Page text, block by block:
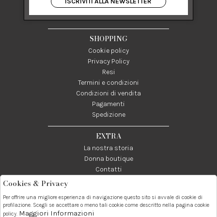
84122 Salerno Italia
P IVA 03024950655
SHOPPING
Cookie policy
Privacy Policy
Resi
Termini e condizioni
Condizioni di vendita
Pagamenti
Spedizione
EXTRA
La nostra storia
Donna boutique
Contatti
Telefono:
089237858
Whatsapp:
3338855601
Contatti:
info@donna1981.it
Cookies & Privacy
Per offrire una migliore esperienza di navigazione questo sito si avvale di cookie di
profilazione. Scegli se accettare o meno tali cookie come descritto nella pagina cookie
policy. Maggiori Informazioni